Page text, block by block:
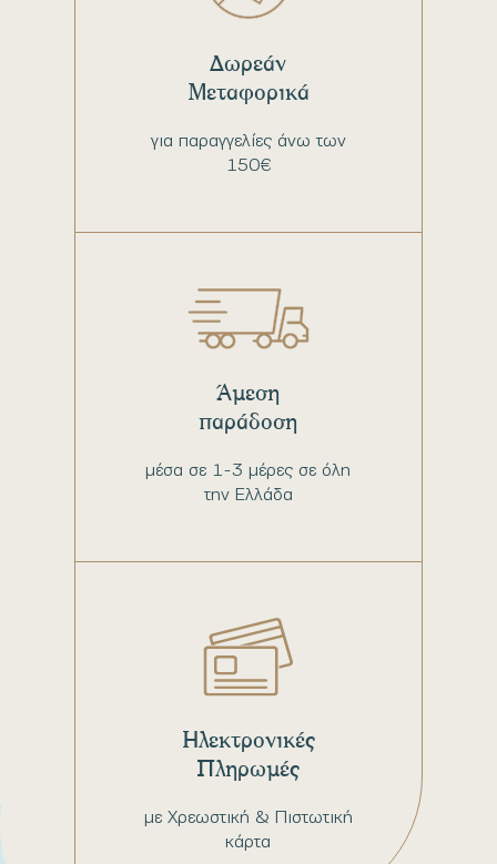
για παραγγελίες άνω των
150€
Δωρεάν
Μεταφορικά
μέσα σε 1-3 μέρες σε όλη
την Ελλάδα
Άμεση
παράδοση
με Χρεωστική & Πιστωτική
κάρτα
Ηλεκτρονικές
Πληρωμές